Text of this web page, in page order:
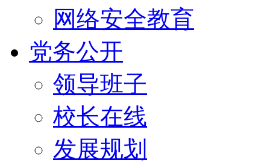
网络安全教育
党务公开
领导班子
校长在线
发展规划